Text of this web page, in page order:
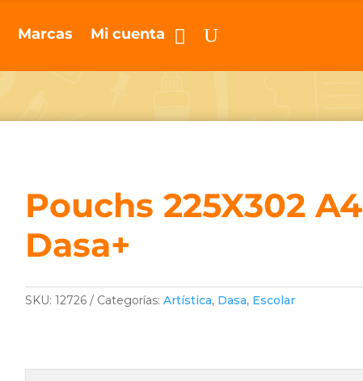
Marcas Mi cuenta
Pouchs 225X302 A4
Dasa+
SKU:12726 Categorías:Artística, Dasa, Escolar